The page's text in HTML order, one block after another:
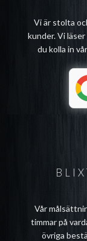
Vår
timmar på
övriga
Vi är stolta
kunder. Vi
du kolla in